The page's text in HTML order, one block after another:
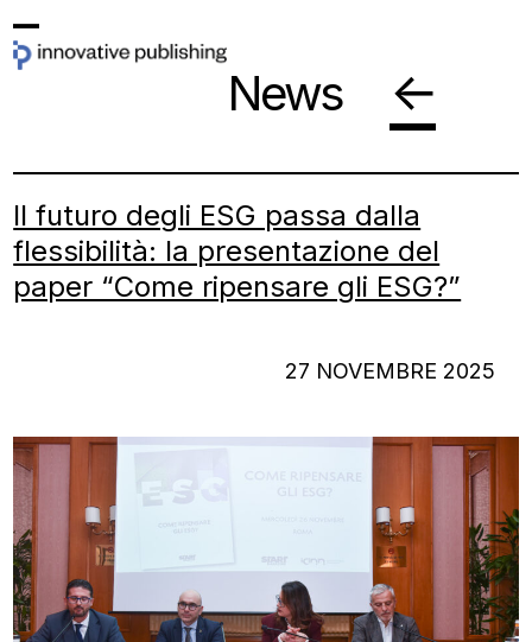
toOpen
Close
News ←
Il futuro degli ESG passa dalla
flessibilità: la presentazione del
paper “Come ripensare gli ESG?”
27 NOVEMBRE 2025